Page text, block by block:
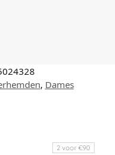
, Dames
2 voor €90